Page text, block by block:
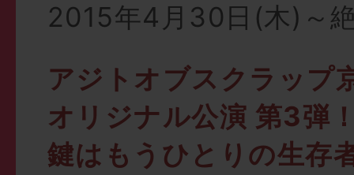
2015年4月30日(木)～
アジトオブスクラップ
オリジナル公演 第3弾
鍵はもうひとりの生存